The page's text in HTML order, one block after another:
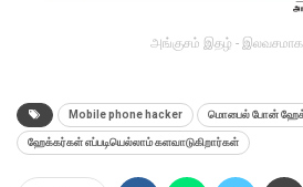
அங்குசம் இதழ் - இலவசமாக
Mobile phone hacker மொபைல் போன்
ஹேக்கர்கள் எப்படியெல்லாம் களவாடுகிறார்கள்